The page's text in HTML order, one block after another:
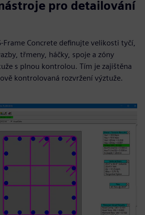
pro detailování
Frame Concrete definujte velikosti tyčí,
třmeny, háčky, spoje a zóny
s plnou kontrolou. Tím je zajištěna
kontrolovaná rozvržení výztuže.